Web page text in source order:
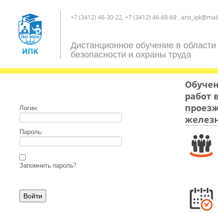
+7 (3412) 46-30-22, +7 (3412) 46-68-69 ,
Дистанционное обучение в области
безопасности и охраны труда
Логин:
Пароль:
Запомнить пароль?
работ